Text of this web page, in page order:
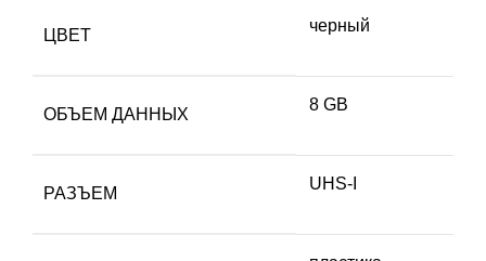
ЦВЕТ
черный
ОБЪЕМ ДАННЫХ
8 GB
РАЗЪЕМ
UHS-I